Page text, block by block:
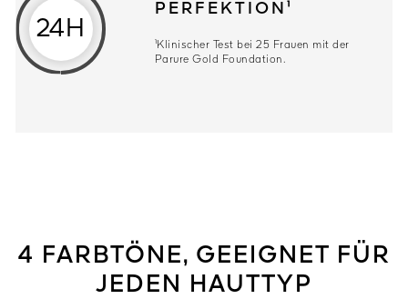
24H
PERFEKTION¹
¹Klinischer Test bei 25 Frauen mit der
Parure Gold Foundation.
4 FARBTÖNE, GEEIGNET FÜR
JEDEN HAUTTYP